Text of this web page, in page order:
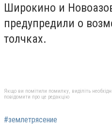
Широкино и
предупредили о
толчках.
Якщо ви помітили помилку, виділіть
повідомити про це редакцію
#землетрясение